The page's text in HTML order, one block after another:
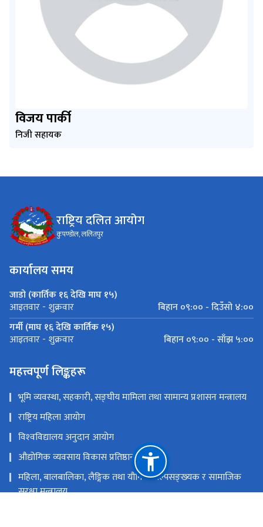
विजय पार्की
निजी सहायक
राष्ट्रिय दलित आयोग
कुपण्डोल, ललितपुर
कार्यालय समय
जाडो (कार्तिक १६ देखि माघ १५)
आइतवार - शुक्रवार
बिहान ०९:०० - दिउँसो ४:००
गर्मी (माघ १६ देखि कार्तिक १५)
आइतवार - शुक्रवार बिहान ०९:०० - साँझ ५:००
महत्त्वपूर्ण लिङ्कहरू
भूमि व्यवस्था, सहकारी, सङ्‍घीय मामिला तथा सामान्य प्रशासन मन्त्रालय
राष्ट्रिय महिला आयोग
विश्‍वविद्यालय अनुदान आयोग
औद्योगिक व्यवसाय विकास प्रतिष्ठान
महिला, बालबालिका, लैङ्गिक तथा यौनिक अल्पसङ्‍ख्‍यक र सामाजिक
सुरक्षा मन्त्रालय